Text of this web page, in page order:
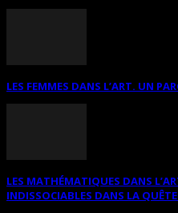
LES FEMMES DANS L’ART. UN
LES MATHÉMATIQUES DANS
INDISSOCIABLES DANS LA